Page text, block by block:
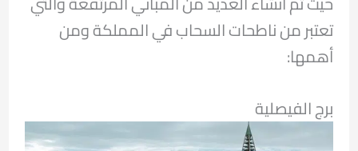
تعتبر من ناطحات السحاب في المملكة ومن
أهمها:
برج الفيصلية